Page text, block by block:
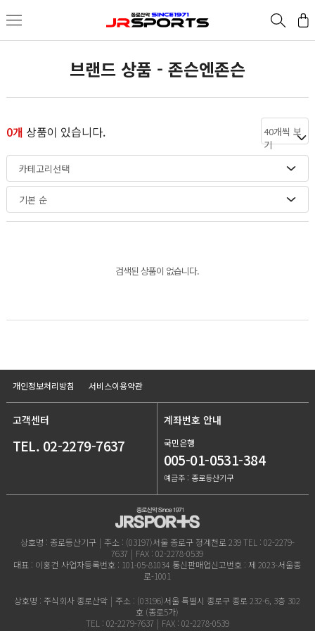
브랜드 상품 - 존슨엔존슨
0개 상품이 있습니다.
40개씩 보
기
카테고리선택
기본 순
검색된 상품이 없습니다.
개인정보처리방침 서비스이용약관
상호명 : 종로등산기구 | 주소 : (03197)서울 종로구 청계천로 239TEL : 02-2279-
7637 | FAX : 02-2278-0539
대표 : 이홍건 사업자등록번호 : 101-05-81034 통신판매업신고번호 : 제 2023-서울종
로-1001
상호명 : 주식회사 종로산악 | 주소 : (03196)서울 특별시 종로구 종로 232-6, 3층 302
호 (종로5가)
TEL : 02-2279-7637 | FAX : 02-2278-0539
고객센터
TEL. 02-2279-7637
계좌번호 안내
국민은행
005-01-0531-384
예금주 : 종로등산기구